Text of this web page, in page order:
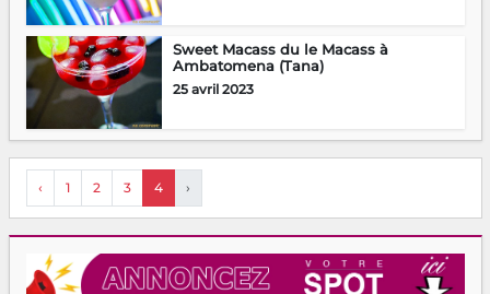
Sweet Macass du le Macass à
Ambatomena (Tana)
25 avril 2023
‹ 1 2 3 4 ›